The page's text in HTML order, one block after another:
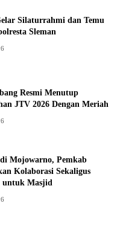
Silaturrahmi dan Temu
Sleman
Resmi Menutup
JTV 2026 Dengan Meriah
Mojowarno, Pemkab
Kolaborasi Sekaligus
untuk Masjid